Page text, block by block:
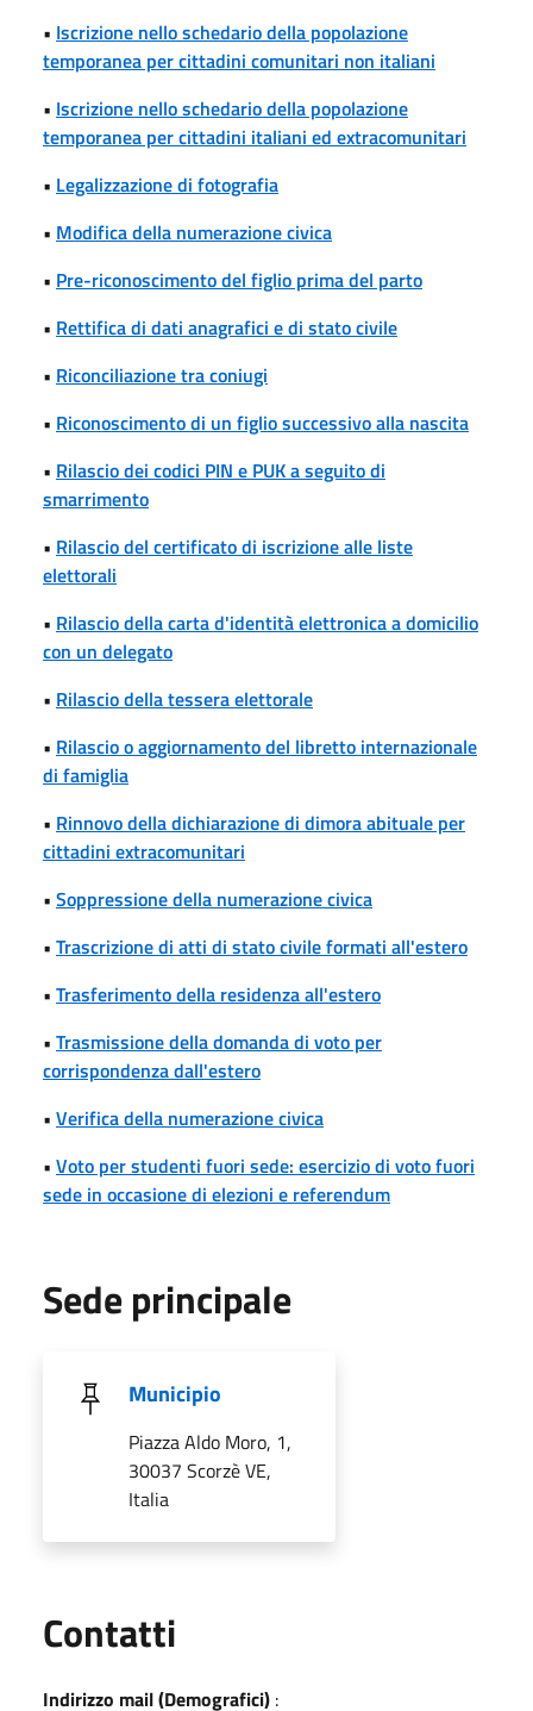
• Iscrizione nello schedario della popolazione
temporanea per cittadini comunitari non italiani
• Iscrizione nello schedario della popolazione
temporanea per cittadini italiani ed extracomunitari
• Legalizzazione di fotografia
• Modifica della numerazione civica
• Pre-riconoscimento del figlio prima del parto
• Rettifica di dati anagrafici e di stato civile
• Riconciliazione tra coniugi
• Riconoscimento di un figlio successivo alla nascita
• Rilascio dei codici PIN e PUK a seguito di
smarrimento
• Rilascio del certificato di iscrizione alle liste
elettorali
• Rilascio della carta d'identità elettronica a domicilio
con un delegato
• Rilascio della tessera elettorale
• Rilascio o aggiornamento del libretto internazionale
di famiglia
• Rinnovo della dichiarazione di dimora abituale per
cittadini extracomunitari
• Soppressione della numerazione civica
• Trascrizione di atti di stato civile formati all'estero
• Trasferimento della residenza all'estero
• Trasmissione della domanda di voto per
corrispondenza dall'estero
• Verifica della numerazione civica
• Voto per studenti fuori sede: esercizio di voto fuori
sede in occasione di elezioni e referendum
Sede principale
Municipio
Piazza Aldo Moro, 1,
30037 Scorzè VE,
Italia
Contatti
Indirizzo mail (Demografici) :